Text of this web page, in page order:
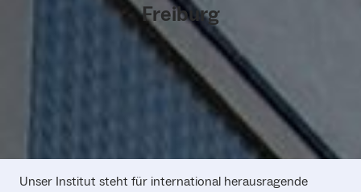
Freiburg
Unser Institut steht für international herausragende